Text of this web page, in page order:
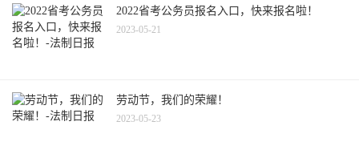
2022省考公务员报名入口，快来报名啦！
2023-05-21
劳动节，我们的荣耀！
2023-05-23